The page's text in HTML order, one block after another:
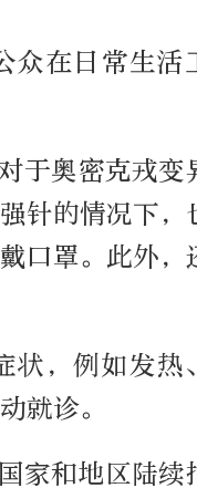
众在日常生活
于奥密克戎变
针的情况下，
口罩。此外，
状，例如发热
就诊。
家和地区陆续